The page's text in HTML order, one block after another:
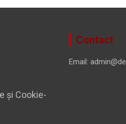
și Cookie-
Contact
Email: